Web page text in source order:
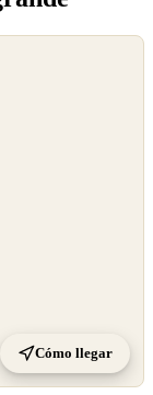
Cómo llegar